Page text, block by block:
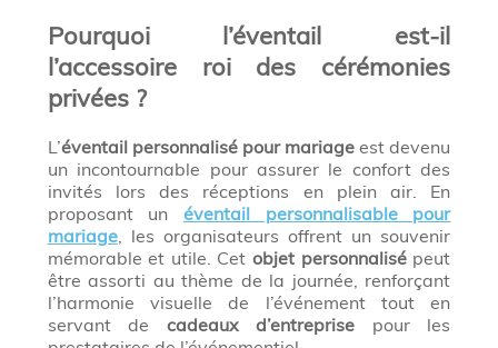
Pourquoi l’éventail est-il
l’accessoire roi des cérémonies
privées ?
L’éventail personnalisé pour mariage est devenu
un incontournable pour assurer le confort des
invités lors des réceptions en plein air. En
proposant un éventail personnalisable pour
mariage, les organisateurs offrent un souvenir
mémorable et utile. Cetobjet personnalisépeut
être assorti au thème de la journée, renforçant
l’harmonie visuelle de l’événement tout en
servant de cadeaux d’entreprise pour les